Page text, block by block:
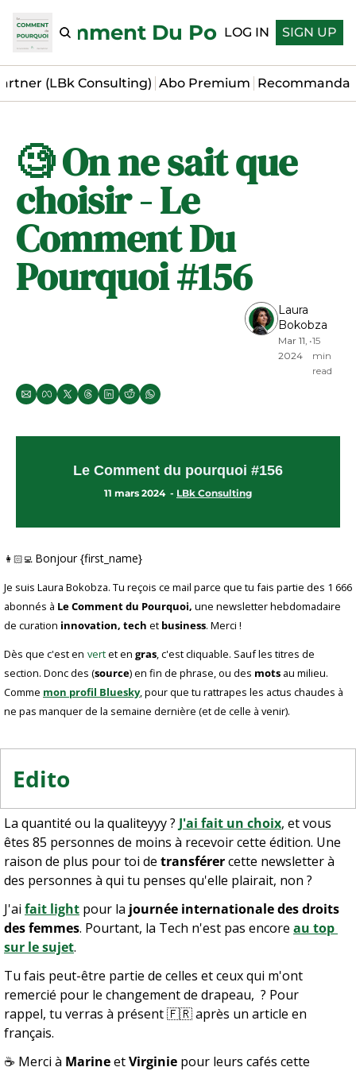
Le Comment Du Pourquoi
LOG IN SIGN UP
(LBk Consulting) Abo Premium
🧐 On ne sait que
choisir - Le
Comment Du
Pourquoi #156
Laura
Bokobza
Mar 11,
2024
•15
min
read
Le Comment du pourquoi #156
11 mars 2024  - LBk Consulting
👩🏻‍💻 Bonjour {first_name}
Je suis Laura Bokobza. Tu reçois ce mail parce que tu fais partie des 1 666
abonnés à Le Comment du Pourquoi, une newsletter hebdomadaire
de curation innovation, tech et business. Merci !
Dès que c'est en vert et en gras, c'est cliquable. Sauf les titres de
section. Donc des (source) en fin de phrase, ou des mots au milieu.
Comme mon profil Bluesky, pour que tu rattrapes les actus chaudes à
ne pas manquer de la semaine dernière (et de celle à venir).
Edito
La quantité ou la qualiteyyy ? J'ai fait un choix, et vous
êtes 85 personnes de moins à recevoir cette édition. Une
raison de plus pour toi de transférer cette newsletter à
des personnes à qui tu penses qu'elle plairait, non ?
J'ai fait light pour la journée internationale des droits
des femmes. Pourtant, la Tech n'est pas encore au top
sur le sujet.
Tu fais peut-être partie de celles et ceux qui m'ont
remercié pour le changement de drapeau,  ? Pour
rappel, tu verras à présent 🇫🇷 après un article en
français.
☕️ Merci à Marine et Virginie pour leurs cafés cette